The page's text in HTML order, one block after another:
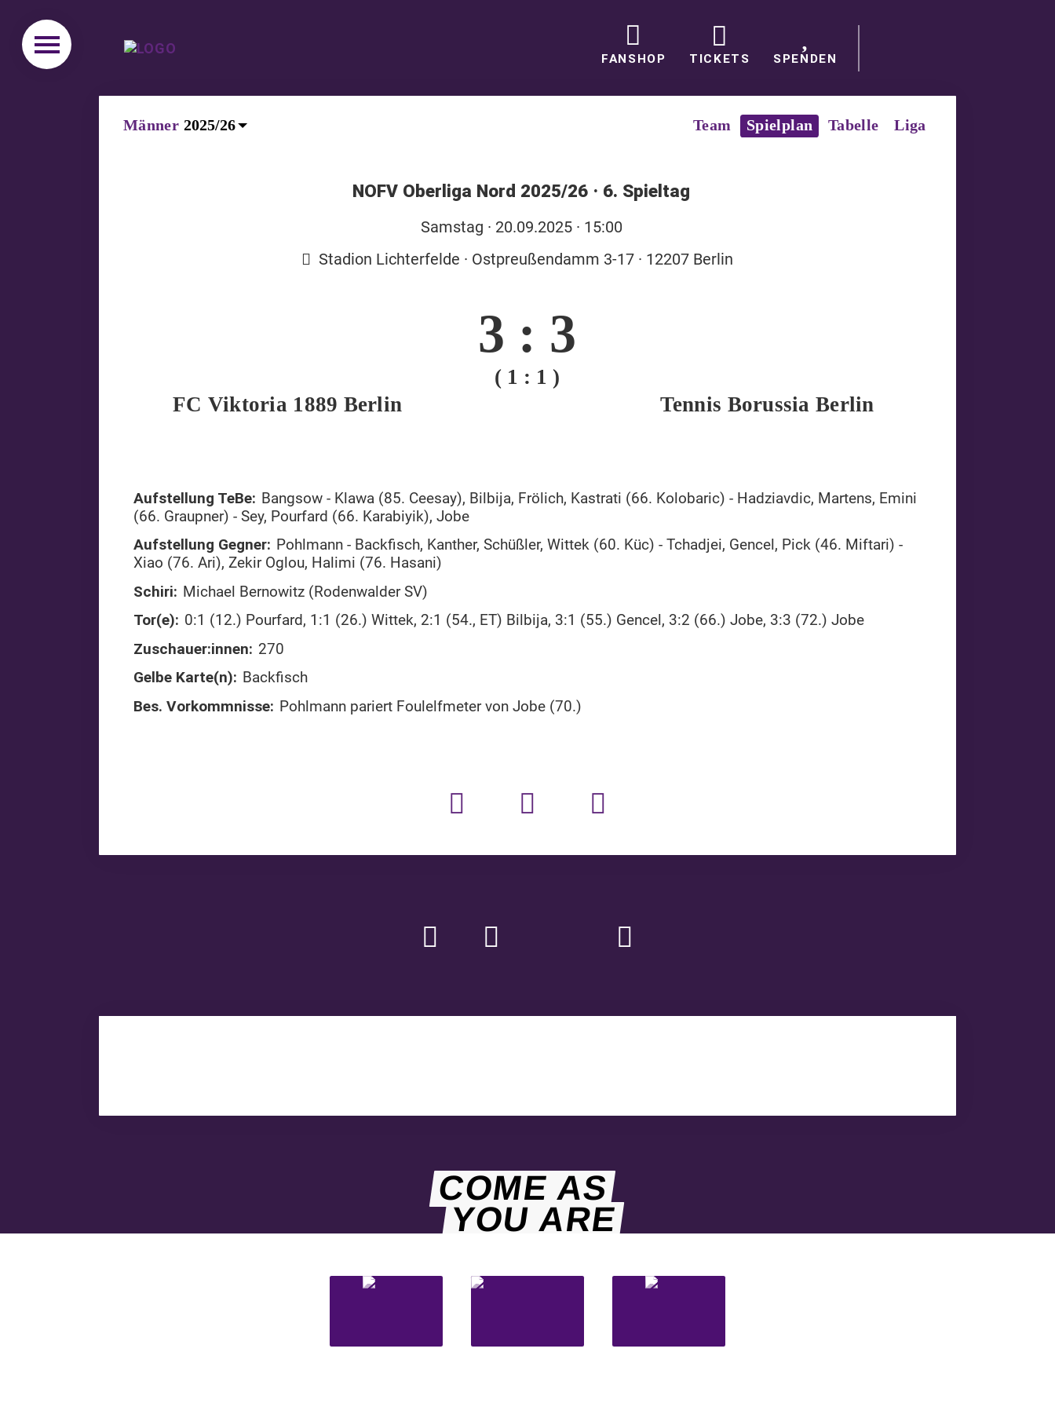
FANSHOP TICKETS SPENDEN
Männer Team Spielplan Tabelle Liga
NOFV Oberliga Nord 2025/26 · 6. Spieltag
Samstag · 20.09.2025 · 15:00
Stadion Lichterfelde · Ostpreußendamm 3-17 · 12207 Berlin
3 : 3
( 1 : 1 )
FC Viktoria 1889 Berlin
Tennis Borussia Berlin
Aufstellung TeBe: Bangsow - Klawa (85. Ceesay), Bilbija, Frölich, Kastrati (66. Kolobaric) - Hadziavdic, Martens, Emini
(66. Graupner) - Sey, Pourfard (66. Karabiyik), Jobe
Aufstellung Gegner: Pohlmann - Backfisch, Kanther, Schüßler, Wittek (60. Küc) - Tchadjei, Gencel, Pick (46. Miftari) -
Xiao (76. Ari), Zekir Oglou, Halimi (76. Hasani)
Schiri: Michael Bernowitz (Rodenwalder SV)
Tor(e): 0:1 (12.) Pourfard, 1:1 (26.) Wittek, 2:1 (54., ET) Bilbija, 3:1 (55.) Gencel, 3:2 (66.) Jobe, 3:3 (72.) Jobe
Zuschauer:innen: 270
Gelbe Karte(n): Backfisch
Bes. Vorkommnisse: Pohlmann pariert Foulelfmeter von Jobe (70.)
COME AS
YOU ARE